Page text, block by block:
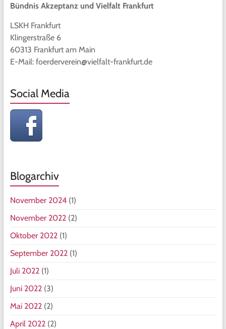
Bündnis Akzeptanz und Vielfalt Frankfurt
LSKH Frankfurt
Klingerstraße 6
60313 Frankfurt am Main
E-Mail: foerderverein@vielfalt-frankfurt.de
Social Media
Blogarchiv
November 2024(1)
November 2022(2)
Oktober 2022(1)
September 2022(1)
Juli 2022(1)
Juni 2022(3)
Mai 2022(2)
April 2022(2)